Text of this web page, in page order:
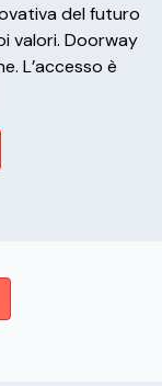
del futuro
valori. Doorway
L’accesso è